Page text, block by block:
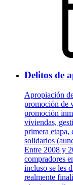
Delitos de
Apropiación
promoción de
promoción
viviendas,
primera etapa,
solidarios
Entre 2008 y
compradores
incluso se les
realmente